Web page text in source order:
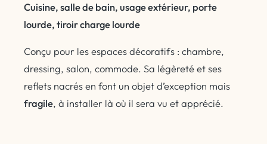
Cuisine, salle de bain, usage extérieur, porte
lourde, tiroir charge lourde
Conçu pour les espaces décoratifs : chambre,
dressing, salon, commode. Sa légèreté et ses
reflets nacrés en font un objet d’exception mais
fragile, à installer là où il sera vu et apprécié.